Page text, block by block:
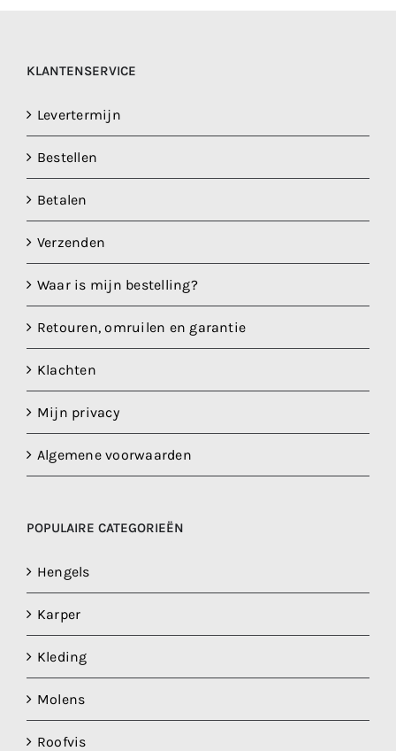
KLANTENSERVICE
Levertermijn
Bestellen
Betalen
Verzenden
Waar is mijn bestelling?
Retouren, omruilen en garantie
Klachten
Mijn privacy
Algemene voorwaarden
POPULAIRE CATEGORIEËN
Hengels
Karper
Kleding
Molens
Roofvis